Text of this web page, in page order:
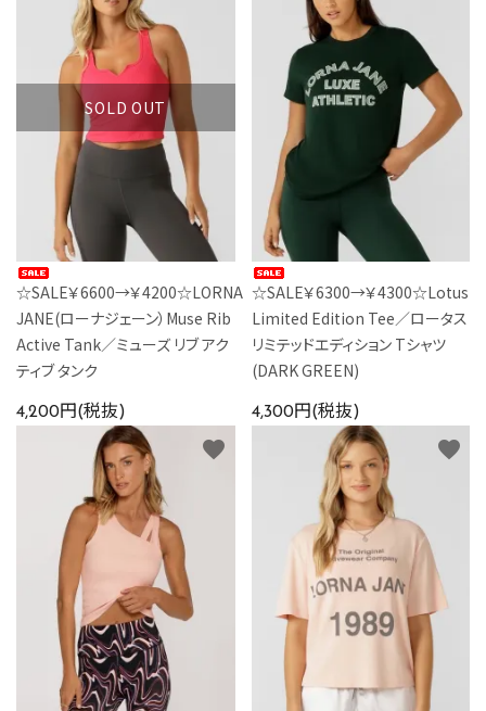
SOLD OUT
☆SALE￥6600→￥4200☆LORNA
JANE(ローナジェーン）Muse Rib
Active Tank／ミューズ リブ アク
ティブ タンク
4,200円(税抜)
☆SALE￥6300→￥4300☆Lotus
Limited Edition Tee／ロータス
リミテッドエディション Tシャツ
(DARK GREEN)
4,300円(税抜)
favorite favorite